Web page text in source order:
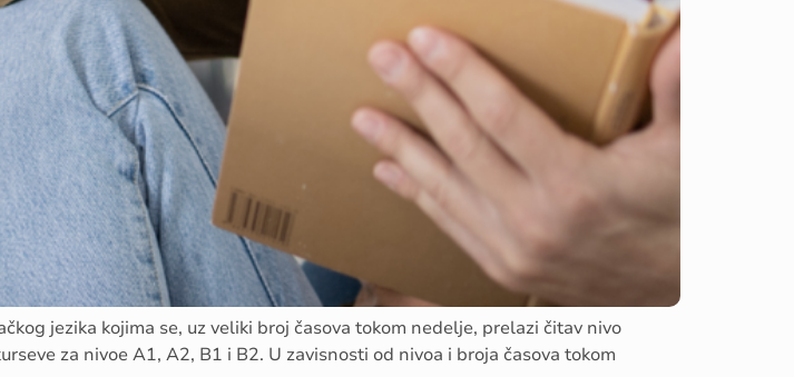
jezika kojima se, uz veliki broj časova tokom nedelje, prelazi čitav nivo
za nivoe A1, A2, B1 i B2. U zavisnosti od nivoa i broja časova tokom